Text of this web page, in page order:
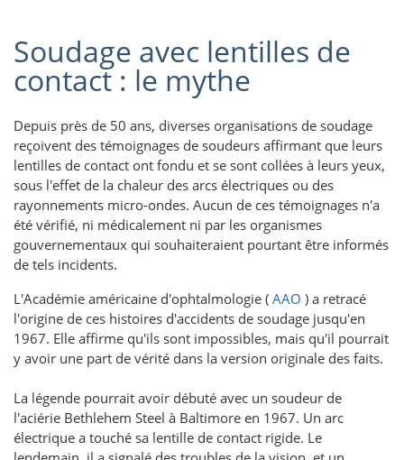
Soudage avec lentilles de
contact : le mythe
Depuis près de 50 ans, diverses organisations de soudage
reçoivent des témoignages de soudeurs affirmant que leurs
lentilles de contact ont fondu et se sont collées à leurs yeux,
sous l'effet de la chaleur des arcs électriques ou des
rayonnements micro-ondes. Aucun de ces témoignages n'a
été vérifié, ni médicalement ni par les organismes
gouvernementaux qui souhaiteraient pourtant être informés
de tels incidents.
L'Académie américaine d'ophtalmologie ( AAO ) a retracé
l'origine de ces histoires d'accidents de soudage jusqu'en
1967. Elle affirme qu'ils sont impossibles, mais qu'il pourrait
y avoir une part de vérité dans la version originale des faits.
La légende pourrait avoir débuté avec un soudeur de
l'aciérie Bethlehem Steel à Baltimore en 1967. Un arc
électrique a touché sa lentille de contact rigide. Le